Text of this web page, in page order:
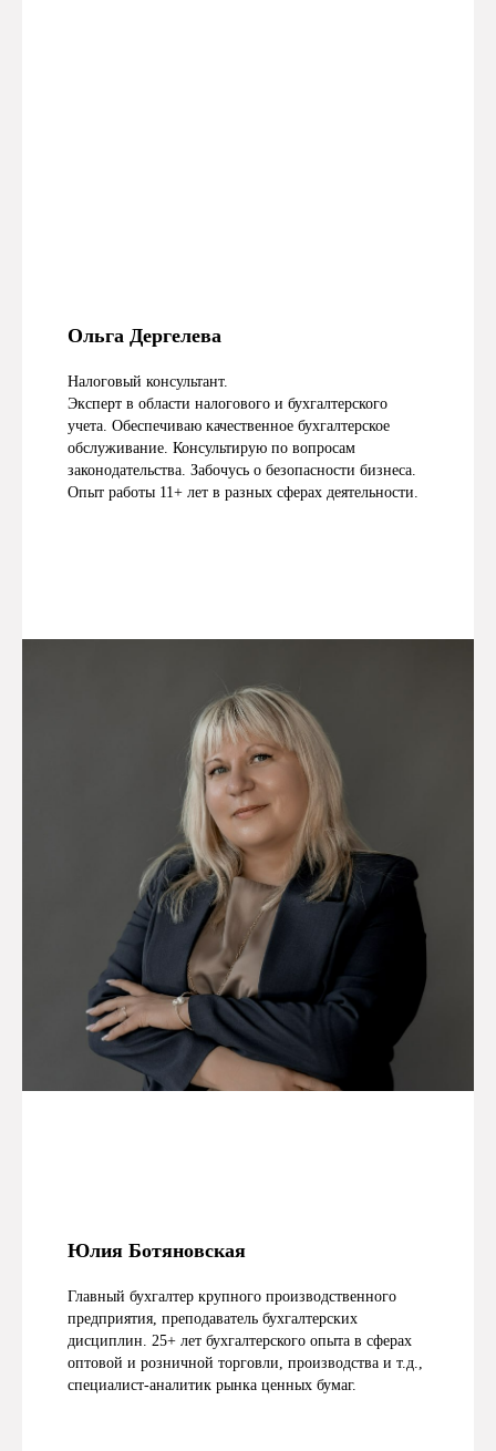
Ольга Дергелева
Налоговый консультант.
Эксперт в области налогового и бухгалтерского
учета. Обеспечиваю качественное бухгалтерское
обслуживание. Консультирую по вопросам
законодательства. Забочусь о безопасности бизнеса.
Опыт работы 11+ лет в разных сферах деятельности.
Юлия Ботяновская
Главный бухгалтер крупного производственного
предприятия, преподаватель бухгалтерских
дисциплин. 25+ лет бухгалтерского опыта в сферах
оптовой и розничной торговли, производства и т.д.,
специалист-аналитик рынка ценных бумаг.